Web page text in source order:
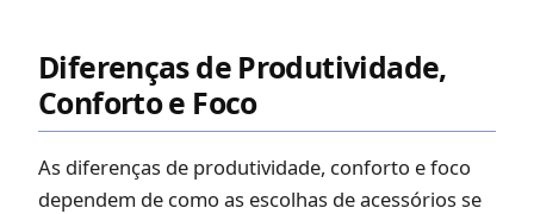
Diferenças de Produtividade,
Conforto e Foco
As diferenças de produtividade, conforto e foco
dependem de como as escolhas de acessórios se